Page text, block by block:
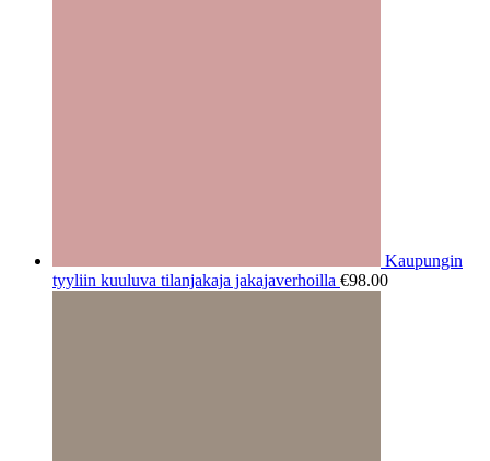
Kaupungin
tyyliin kuuluva tilanjakaja jakajaverhoilla €98.00